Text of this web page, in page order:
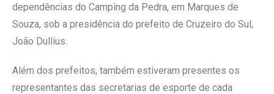
dependências do Camping da Pedra, em Marques de
Souza, sob a presidência do prefeito de Cruzeiro do Sul,
João Dullius.
Além dos prefeitos, também estiveram presentes os
representantes das secretarias de esporte de cada